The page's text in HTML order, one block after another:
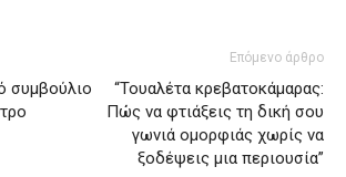
συμβούλιο
Επόμενο άρθρο
“Τουαλέτα κρεβατοκάμαρας:
Πώς να φτιάξεις τη δική σου
γωνιά ομορφιάς χωρίς να
ξοδέψεις μια περιουσία”